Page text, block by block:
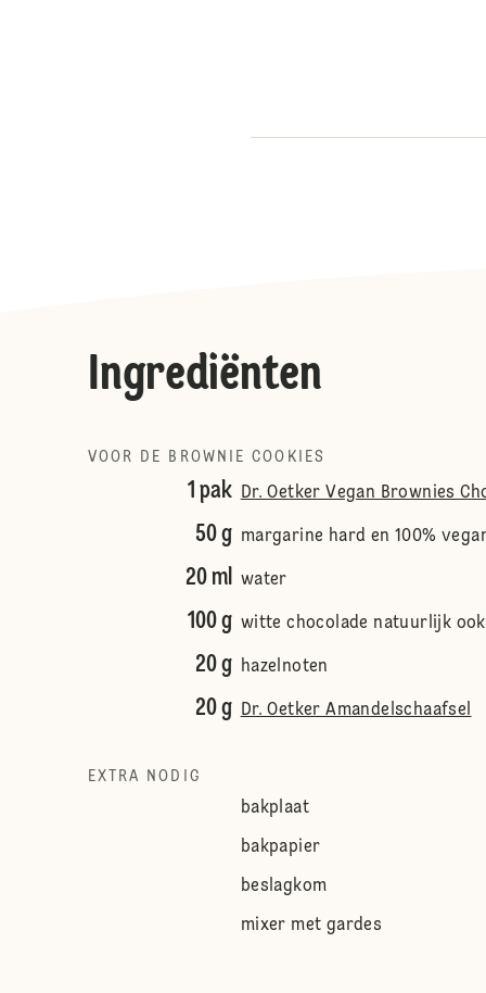
Ingrediënten
VOOR DE BROWNIE COOKIES
1 pak Dr. Oetker Vegan Brownies
50 g margarine hard en 100%
20 ml water
100 g witte chocolade natuurlijk ook
20 g hazelnoten
20 g Dr. Oetker Amandelschaafsel
EXTRA NODIG
bakplaat
bakpapier
beslagkom
mixer met gardes